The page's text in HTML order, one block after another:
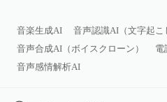
音楽生成AI 音声認識AI（文字起こ
音声合成AI（ボイスクローン）
電
音声感情解析AI